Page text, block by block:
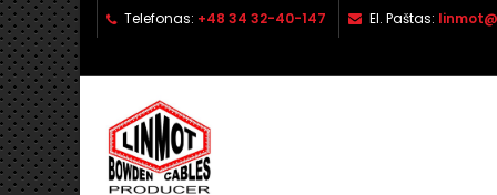
Telefonas: +48 34 32-40-147 El. Paštas: